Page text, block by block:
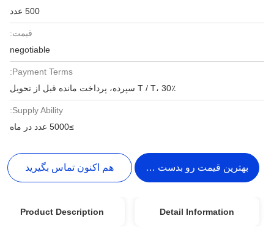
500 عدد
قیمت:
negotiable
Payment Terms:
T / T، 30٪ سپرده، پرداخت مانده قبل از تحویل
Supply Ability:
≥5000 عدد در ماه
بهترین قیمت رو بدست بیار هم اکنون تماس بگیرید
Detail Information
Product Description